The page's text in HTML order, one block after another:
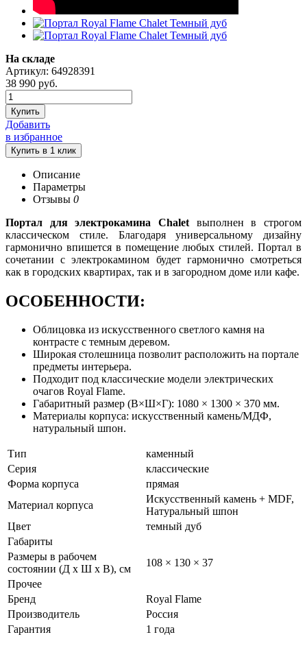
На складе
Артикул: 64928391
38 990 руб.
Купить
Добавить
в избранное
Описание
Параметры
Отзывы 0
Портал для электрокамина Chalet выполнен в строгом
классическом стиле. Благодаря универсальному дизайну
гармонично впишется в помещение любых стилей. Портал в
сочетании с электрокамином будет гармонично смотреться
как в городских квартирах, так и в загородном доме или кафе.
ОСОБЕННОСТИ:
Облицовка из искусственного светлого камня на
контрасте с темным деревом.
Широкая столешница позволит расположить на портале
предметы интерьера.
Подходит под классические модели электрических
очагов Royal Flame.
Габаритный размер (В×Ш×Г): 1080 × 1300 × 370 мм.
Материалы корпуса: искусственный камень/МДФ,
натуральный шпон.
Тип
каменный
Серия
классические
Форма корпуса
прямая
Материал корпуса
Искусственный камень + MDF,
Натуральный шпон
Цвет
темный дуб
Габариты
Размеры в рабочем
состоянии (Д х Ш х В), см
108 × 130 × 37
Прочее
Бренд
Royal Flame
Производитель
Россия
Гарантия
1 года